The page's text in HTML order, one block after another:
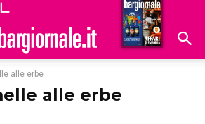
Hoteldomani
alle erbe
alle erbe